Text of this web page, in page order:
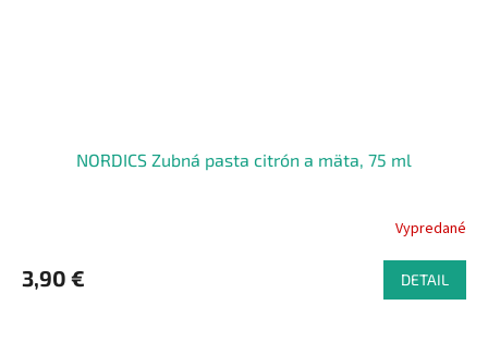
NORDICS Zubná pasta citrón a mäta, 75 ml
Vypredané
3,90 € DETAIL